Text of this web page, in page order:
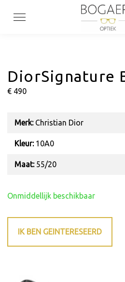
DiorSignature
€ 490
Merk:Christian Dior
Kleur:10A0
Maat:55/20
Onmiddellijk beschikbaar
IK BEN GEINTERESEERD